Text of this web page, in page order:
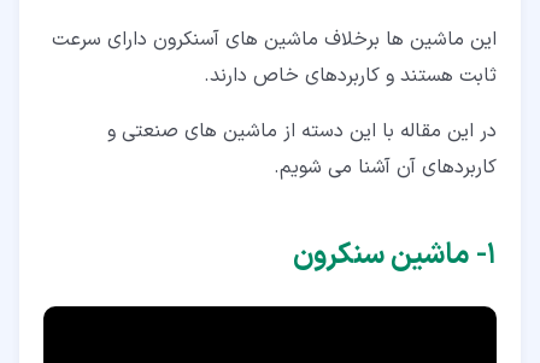
۲‏-‏۴‏- موتور هیسترزیس
۳‏-‏۱‏- ساختار روتور و استاتور
۳‏-‏۲‏- تحریک سازی و القاء
این ماشین ها برخلاف ماشین های آسنکرون دارای سرعت
ثابت هستند و کاربردهای خاص دارند.
در این مقاله با این دسته از ماشین های صنعتی و
کاربردهای آن آشنا می شویم.
۱‏- ماشین سنکرون